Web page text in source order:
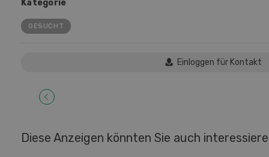
Kategorie
GESUCHT
Einloggen für Kontakt
Diese Anzeigen könnten Sie auch